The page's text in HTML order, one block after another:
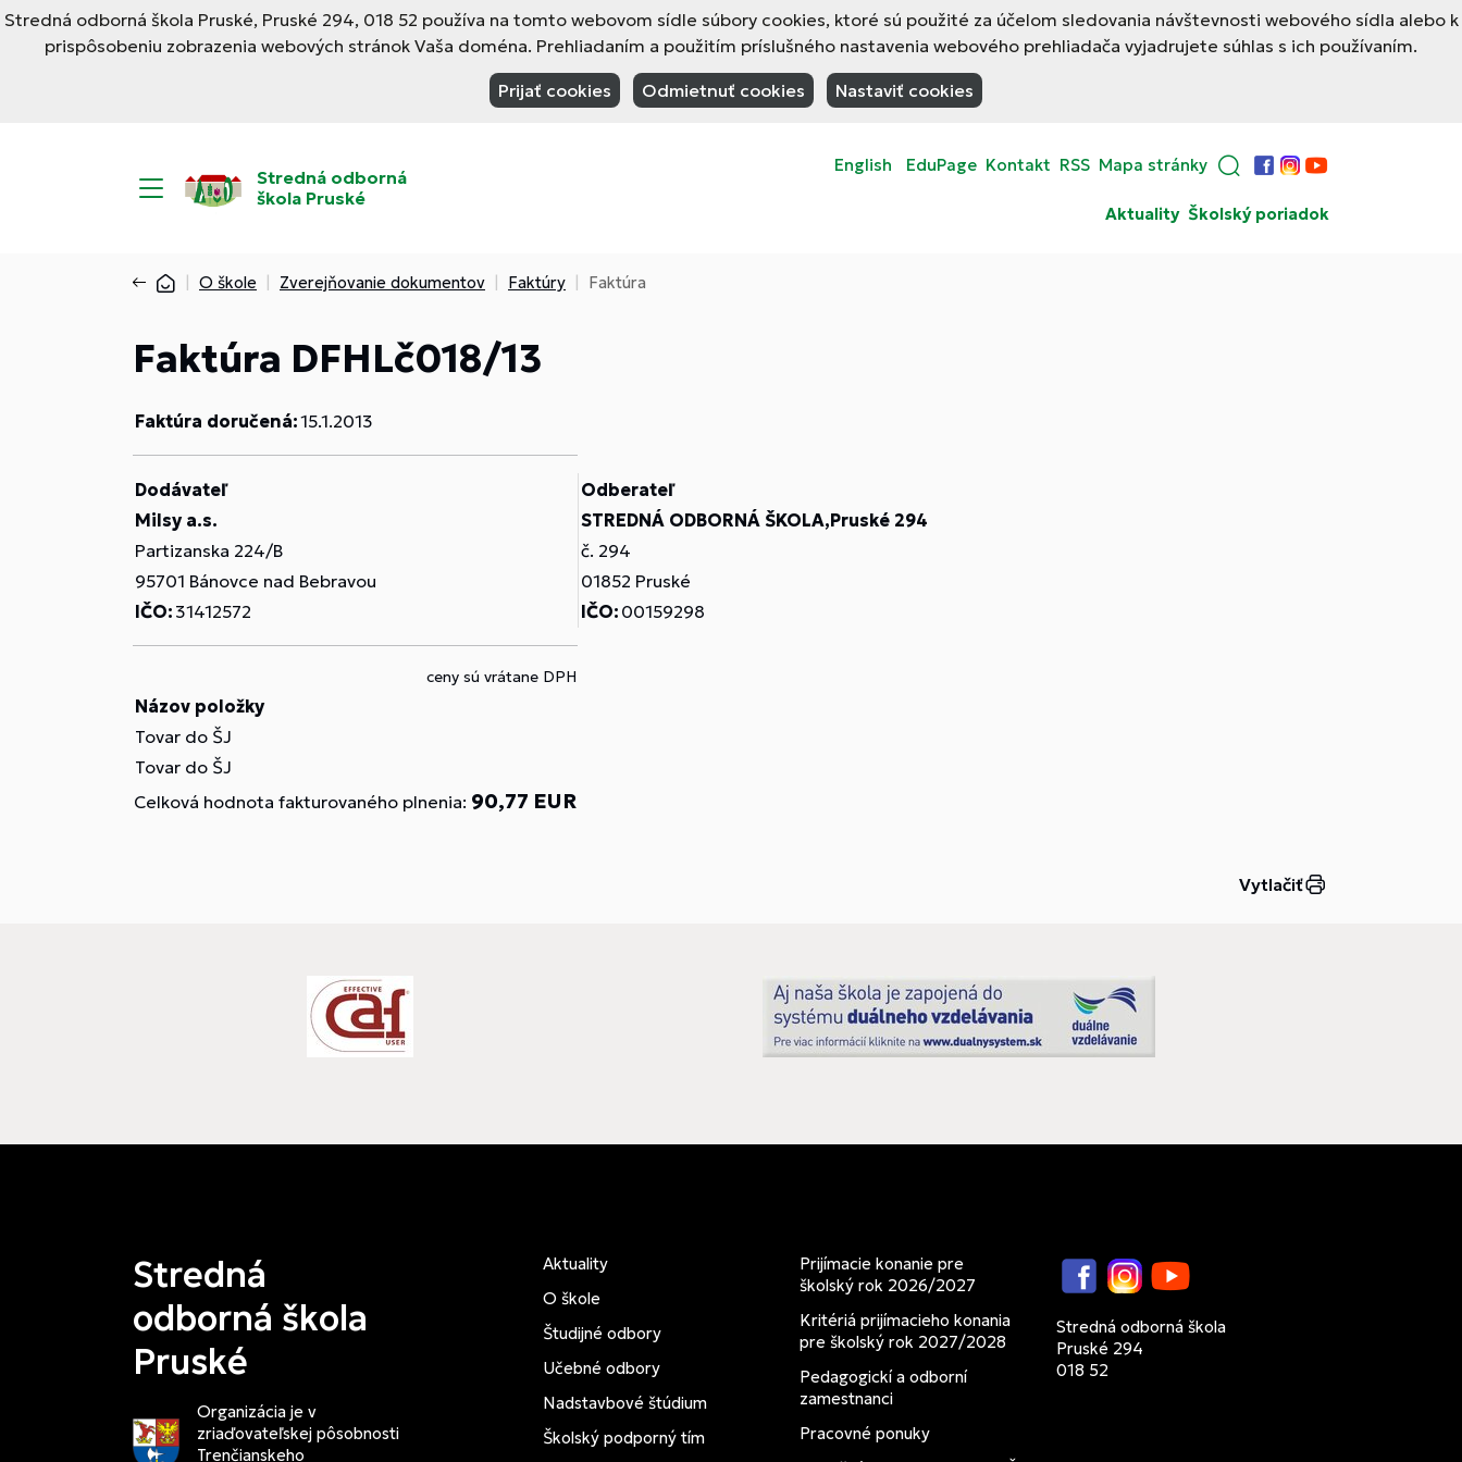
Stredná odborná škola Pruské, Pruské 294, 018 52 používa na tomto webovom sídle súbory cookies, ktoré sú použité za účelom sledovania návštevnosti webového sídla alebo k
prispôsobeniu zobrazenia webových stránok Vaša doména. Prehliadaním a použitím príslušného nastavenia webového prehliadača vyjadrujete súhlas s ich používaním.
Prijať cookies Odmietnuť cookies Nastaviť cookies
Stredná odborná
škola Pruské
English EduPage Kontakt RSS Mapa stránky
Facebook
Instagram
YouTube
Aktuality Školský poriadok
O škole Zverejňovanie dokumentov Faktúry Faktúra
Faktúra DFHLč018/13
Faktúra doručená:15.1.2013
Dodávateľ
Milsy a.s.
Partizanska 224/B
95701 Bánovce nad Bebravou
IČO: 31412572
Odberateľ
STREDNÁ ODBORNÁ ŠKOLA,Pruské 294
č. 294
01852 Pruské
IČO: 00159298
ceny sú vrátane DPH
Názov položky
Tovar do ŠJ
Tovar do ŠJ
Celková hodnota fakturovaného plnenia: 90,77 EUR
Vytlačiť
Stredná
odborná škola
Pruské
Organizácia je v
zriaďovateľskej pôsobnosti
Trenčianskeho
Aktuality
O škole
Študijné odbory
Učebné odbory
Nadstavbové štúdium
Školský podporný tím
Prijímacie konanie pre
školský rok 2026/2027
Kritériá prijímacieho konania
pre školský rok 2027/2028
Pedagogickí a odborní
zamestnanci
Pracovné ponuky
FacebookInstagramYouTube
Stredná odborná škola
Pruské 294
018 52